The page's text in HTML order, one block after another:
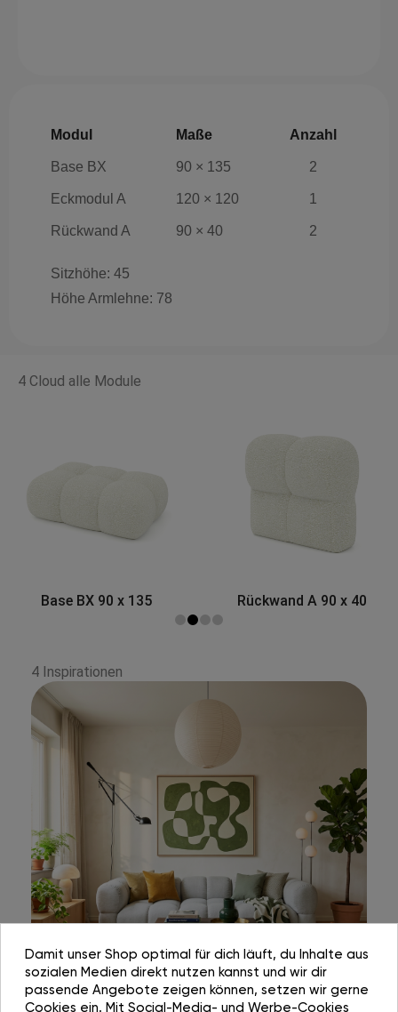
Modul Maße Anzahl
Base BX 90 × 135 2
Eckmodul A 120 × 120 1
Rückwand A 90 × 40 2
Sitzhöhe: 45
Höhe Armlehne: 78
4 Cloud alle Module
Rückwand A 90 x 40 Eckmodul A 120 x 120
4 Inspirationen
Damit unser Shop optimal für dich läuft, du Inhalte aus
sozialen Medien direkt nutzen kannst und wir dir
passende Angebote zeigen können, setzen wir gerne
Cookies ein. Mit Social-Media- und Werbe-Cookies